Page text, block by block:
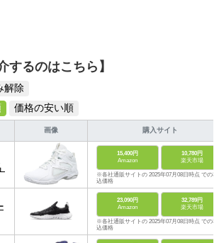
するのはこちら】
解除
価格の安い順
画像 購入サイト
15,400円
Amazon
10,780円
楽天市場
※各社通販サイトの 2025年07月08日時点 での税
込価格
23,090円
Amazon
32,789円
楽天市場
※各社通販サイトの 2025年07月08日時点 での税
込価格